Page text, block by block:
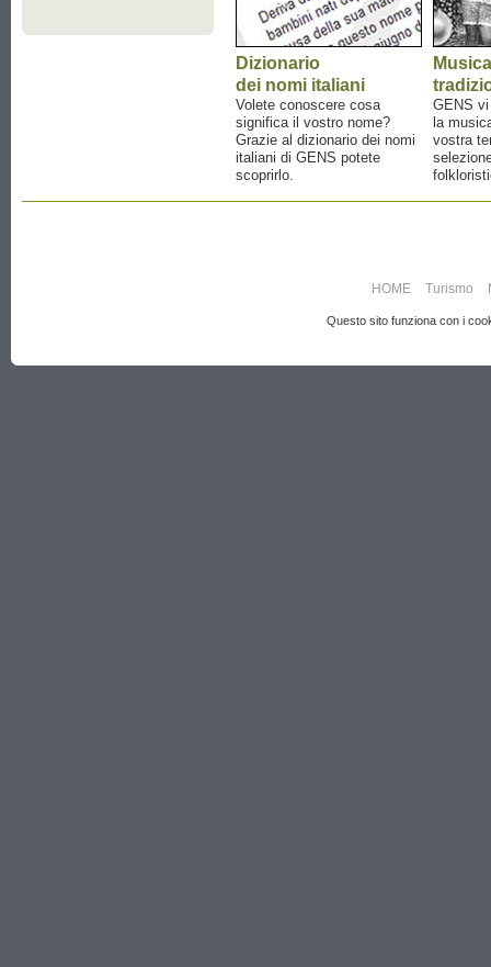
Dizionario
dei nomi italiani
Volete conoscere cosa
significa il vostro nome?
Grazie al dizionario dei nomi
italiani di GENS potete
scoprirlo.
Musica
GENS
la
vostra
HOME Turismo
Questo sito funziona con i